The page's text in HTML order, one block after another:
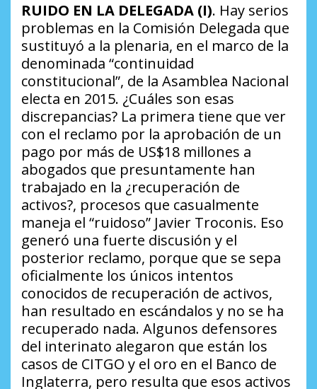
RUIDO EN LA DELEGADA (I). Hay serios
problemas en la Comisión Delegada que
sustituyó a la plenaria, en el marco de la
denominada “continuidad
constitucional”, de la Asamblea Nacional
electa en 2015. ¿Cuáles son esas
discrepancias? La primera tiene que ver
con el reclamo por la aprobación de un
pago por más de US$18 millones a
abogados que presuntamente han
trabajado en la ¿recuperación de
activos?, procesos que casualmente
maneja el “ruidoso” Javier Troconis. Eso
generó una fuerte discusión y el
posterior reclamo, porque que se sepa
oficialmente los únicos intentos
conocidos de recuperación de activos,
han resultado en escándalos y no se ha
recuperado nada. Algunos defensores
del interinato alegaron que están los
casos de CITGO y el oro en el Banco de
Inglaterra, pero resulta que esos activos